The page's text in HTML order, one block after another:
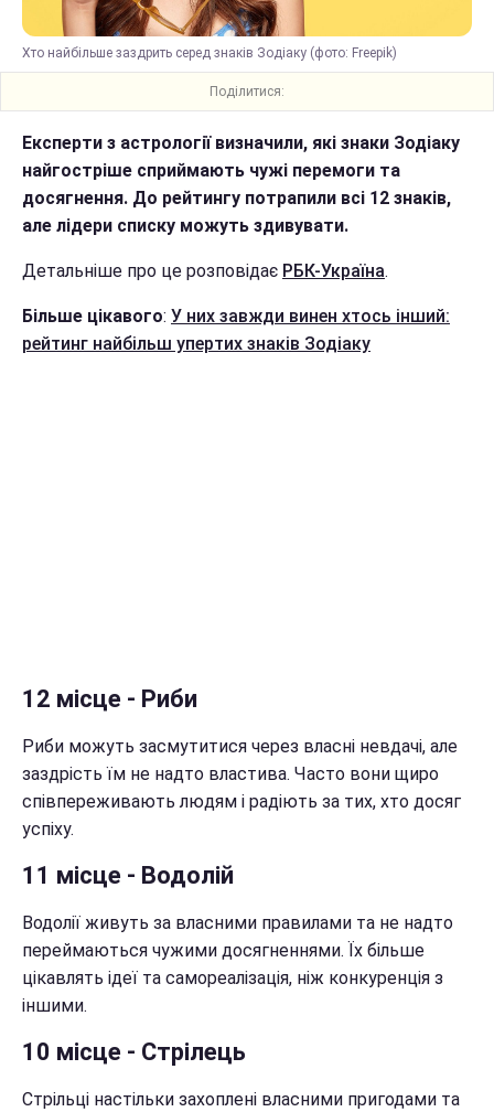
Хто найбільше заздрить серед знаків Зодіаку (фото: Freepik)
Поділитися:
Експерти з астрології визначили, які знаки Зодіаку
найгостріше сприймають чужі перемоги та
досягнення. До рейтингу потрапили всі 12 знаків,
але лідери списку можуть здивувати.
Детальніше про це розповідає РБК-Україна.
Більше цікавого: У них завжди винен хтось інший:
рейтинг найбільш упертих знаків Зодіаку
12 місце - Риби
Риби можуть засмутитися через власні невдачі, але
заздрість їм не надто властива. Часто вони щиро
співпереживають людям і радіють за тих, хто досяг
успіху.
11 місце - Водолій
Водолії живуть за власними правилами та не надто
переймаються чужими досягненнями. Їх більше
цікавлять ідеї та самореалізація, ніж конкуренція з
іншими.
10 місце - Стрілець
Стрільці настільки захоплені власними пригодами та